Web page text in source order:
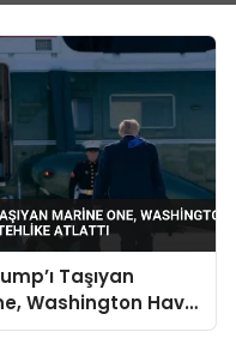
Taşıyan
Washington Hava
Tehlike Atlattı